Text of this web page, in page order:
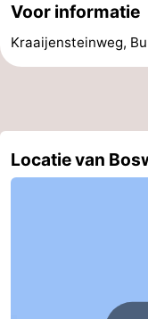
Minigolfbanen
Wellness
Sporten
Voor informatie
Kraaijensteinweg,
Locatie van